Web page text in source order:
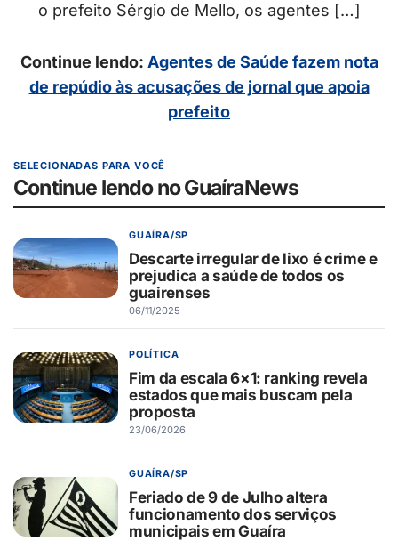
o prefeito Sérgio de Mello, os agentes […]
Continue lendo: Agentes de Saúde fazem nota
de repúdio às acusações de jornal que apoia
prefeito
SELECIONADAS PARA VOCÊ
Continue lendo no GuaíraNews
GUAÍRA/SP
Descarte irregular de lixo é crime e
prejudica a saúde de todos os
guairenses
06/11/2025
POLÍTICA
Fim da escala 6×1: ranking revela
estados que mais buscam pela
proposta
23/06/2026
GUAÍRA/SP
Feriado de 9 de Julho altera
funcionamento dos serviços
municipais em Guaíra